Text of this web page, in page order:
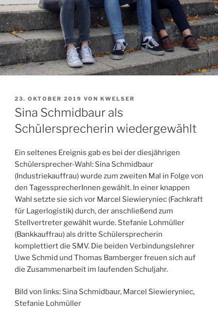
VERÖFFENTLICHT
AM
23. OKTOBER 2019 VON KWELSER
Sina Schmidbaur als
Schülersprecherin wiedergewählt
Ein seltenes Ereignis gab es bei der diesjährigen
Schülersprecher-Wahl: Sina Schmidbaur
(Industriekauffrau) wurde zum zweiten Mal in Folge von
den TagessprecherInnen gewählt. In einer knappen
Wahl setzte sie sich vor Marcel Siewieryniec (Fachkraft
für Lagerlogistik) durch, der anschließend zum
Stellvertreter gewählt wurde. Stefanie Lohmüller
(Bankkauffrau) als dritte Schülersprecherin
komplettiert die SMV. Die beiden Verbindungslehrer
Uwe Schmid und Thomas Bamberger freuen sich auf
die Zusammenarbeit im laufenden Schuljahr.
Bild von links: Sina Schmidbaur, Marcel Siewieryniec,
Stefanie Lohmüller